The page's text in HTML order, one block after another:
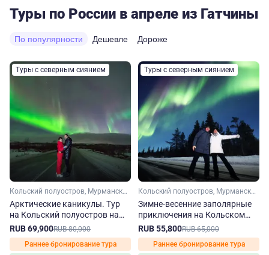
Туры по России в апреле из Гатчины
По популярности Дешевле Дороже
Туры с северным сиянием
Кольский полуостров, Мурманская область, Арктика
Арктические каникулы. Тур
на Кольский полуостров на
зиму-весну
RUB 69,900RUB 80,000
Раннее бронирование тура
Туры с северным сиянием
Кольский полуостров, Мурманская область, Арктика
Зимне-весенние заполярные
приключения на Кольском
полуострове
RUB 55,800RUB 65,000
Раннее бронирование тура